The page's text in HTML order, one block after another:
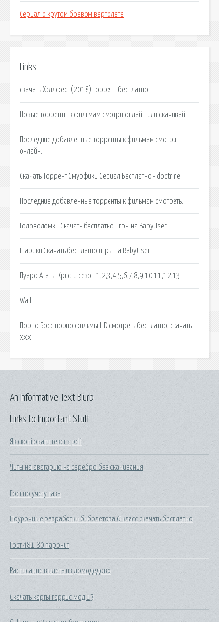
Сериал о крутом боевом вертолете
Links
скачать Хэллфест (2018) торрент бесплатно.
Новые торренты к фильмам смотри онлайн или скачивай.
Последние добавленные торренты к фильмам смотри
онлайн.
Скачать Торрент Смурфики Сериал Бесплатно - doctrine.
Последние добавленные торренты к фильмам смотреть.
Головоломки Скачать бесплатно игры на BabyUser.
Шарики Скачать бесплатно игры на BabyUser.
Пуаро Агаты Кристи сезон 1,2,3,4,5,6,7,8,9,10,11,12,13.
Wall.
Порно Босс порно фильмы HD смотреть бесплатно, скачать
ххх.
Links to Important Stuff
Як скопіювати текст з pdf
Читы на аватарию на серебро без скачивания
Гост по учету газа
Поурочные разработки биболетова 6 класс скачать бесплатно
Гост 481 80 паронит
Расписание вылета из домодедово
Скачать карты гаррис мод 13
An Informative Text Blurb